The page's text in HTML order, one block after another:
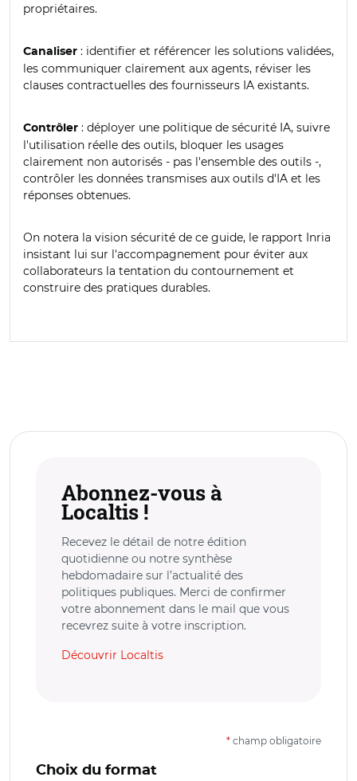
propriétaires.
Canaliser : identifier et référencer les solutions validées,
les communiquer clairement aux agents, réviser les
clauses contractuelles des fournisseurs IA existants.
Contrôler : déployer une politique de sécurité IA, suivre
l'utilisation réelle des outils, bloquer les usages
clairement non autorisés - pas l'ensemble des outils -,
contrôler les données transmises aux outils d'IA et les
réponses obtenues.
On notera la vision sécurité de ce guide, le rapport Inria
insistant lui sur l'accompagnement pour éviter aux
collaborateurs la tentation du contournement et
construire des pratiques durables.
Abonnez-vous à
Localtis !
Recevez le détail de notre édition
quotidienne ou notre synthèse
hebdomadaire sur l’actualité des
politiques publiques. Merci de confirmer
votre abonnement dans le mail que vous
recevrez suite à votre inscription.
Découvrir Localtis
* champ obligatoire
Choix du format